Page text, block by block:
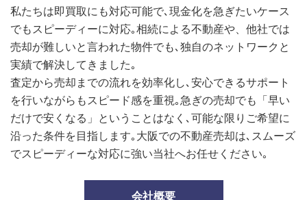
私たちは即買取にも対応可能で､現金化を急ぎたいケース
でもスピーディーに対応｡相続による不動産や、他社では
売却が難しいと言われた物件でも､独自のネットワークと
実績で解決してきました｡
査定から売却までの流れを効率化し､安心できるサポート
を行いながらもスピード感を重視｡急ぎの売却でも「早い
だけで安くなる」ということはなく､可能な限りご希望に
沿った条件を目指します｡大阪での不動産売却は､スムーズ
でスピーディーな対応に強い当社へお任せください｡
会社概要